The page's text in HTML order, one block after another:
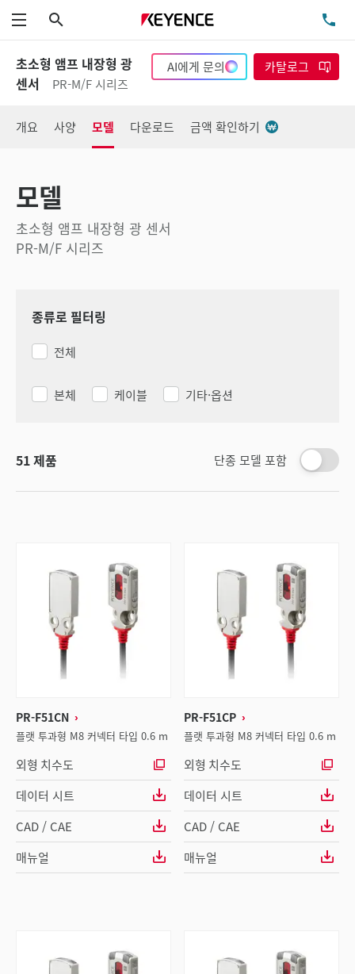
메뉴
초소형 앰프 내장형 광
센서
PR-M/F 시리즈
AI에게 문의 카탈로그
개요 사양 모델 다운로드 금액 확인하기
모델
초소형 앰프 내장형 광 센서
PR-M/F 시리즈
종류로 필터링
전체
본체 케이블 기타·옵션
단종 모델 포함
51제품
PR-F51CN
플랫 투과형 M8 커넥터 타입 0.6 m
외형 치수도
데이터 시트
CAD / CAE
매뉴얼
PR-F51CP
플랫 투과형 M8 커넥터 타입 0.6 m
외형 치수도
데이터 시트
CAD / CAE
매뉴얼